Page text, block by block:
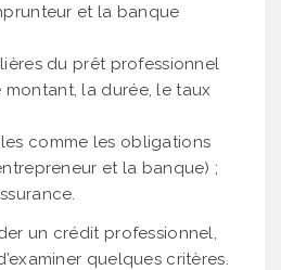
et la banque
du prêt professionnel
la durée, le taux
comme les obligations
et la banque) ;
un crédit professionnel,
quelques critères.